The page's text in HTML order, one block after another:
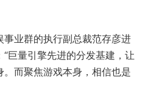
业群的执行副总裁范存彦进
巨量引擎先进的分发基建，让
而聚焦游戏本身，相信也是